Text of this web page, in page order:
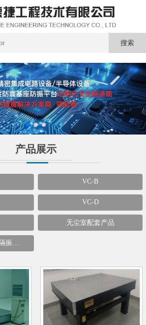
产品展示
VC-B
VC-D
无尘室配套产品
振…